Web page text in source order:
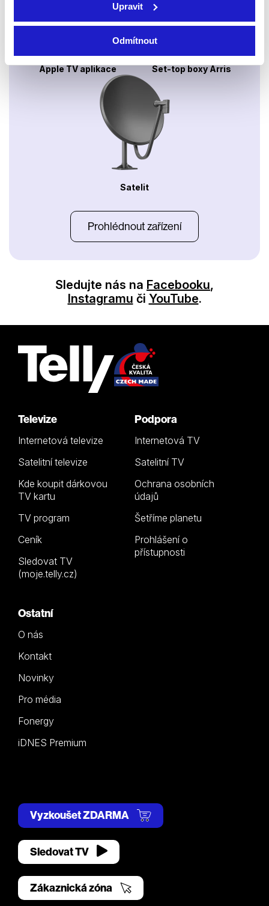
Upravit
Odmítnout
Apple TV aplikace Set-top boxy Arris
Satelit
Prohlédnout zařízení
Sledujte nás na Facebooku,
Instagramu či YouTube.
Televize
Internetová televize
Satelitní televize
Kde koupit dárkovou
TV kartu
TV program
Ceník
Sledovat TV
(moje.telly.cz)
Podpora
Internetová TV
Satelitní TV
Ochrana osobních
údajů
Šetříme planetu
Prohlášení o
přístupnosti
Ostatní
O nás
Kontakt
Novinky
Pro média
Fonergy
iDNES Premium
Vyzkoušet ZDARMA
Sledovat TV
Zákaznická zóna